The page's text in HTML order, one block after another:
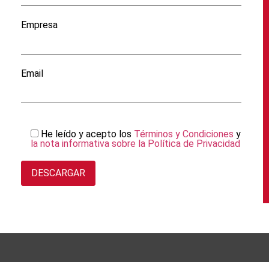
Empresa
Email
He leído y acepto los Términos y Condiciones y
la nota informativa sobre la Política de Privacidad